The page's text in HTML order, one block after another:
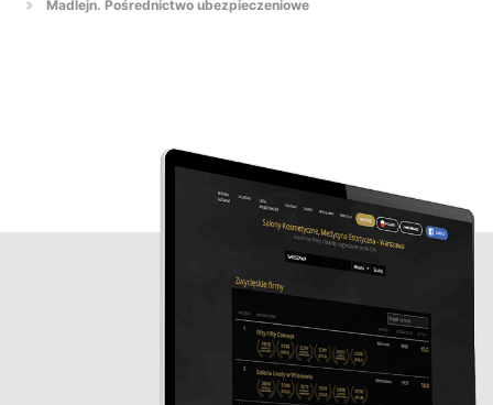
Madlejn. Pośrednictwo ubezpieczeniowe